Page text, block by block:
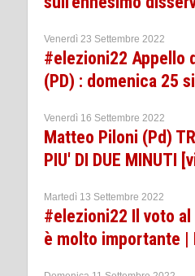
Venerdì 23 Settembre 2022
#elezioni22 Appello
(PD) : domenica 25
Venerdì 16 Settembre 2022
Matteo Piloni (Pd)
PIU' DI DUE MINUTI
Martedì 13 Settembre 2022
#elezioni22 Il voto
è molto importante |